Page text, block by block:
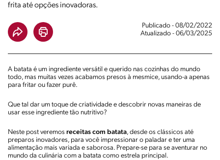
frita até opções inovadoras.
Publicado - 08/02/2022
Atualizado - 06/03/2025
A batata é um ingrediente versátil e querido nas cozinhas do mundo
todo, mas muitas vezes acabamos presos à mesmice, usando-a apenas
para fritar ou fazer purê.
Que tal dar um toque de criatividade e descobrir novas maneiras de
usar esse ingrediente tão nutritivo?
Neste post veremos receitas com batata, desde os clássicos até
preparos inovadores, para você impressionar o paladar e ter uma
alimentação mais variada e saborosa. Prepare-se para se aventurar no
mundo da culinária com a batata como estrela principal.